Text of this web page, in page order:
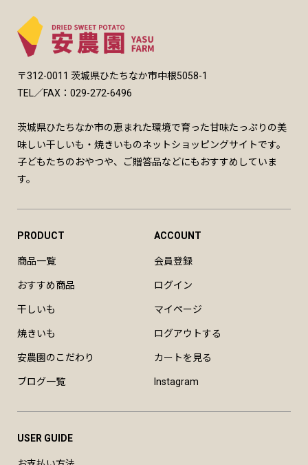
〒312-0011 茨城県ひたちなか市中根5058-1
TEL／FAX：029-272-6496
茨城県ひたちなか市の恵まれた環境で育った甘味たっぷりの美
味しい干しいも・焼きいものネットショッピングサイトです。
子どもたちのおやつや、ご贈答品などにもおすすめしていま
す。
PRODUCT
商品一覧
おすすめ商品
干しいも
焼きいも
安農園のこだわり
ブログ一覧
ACCOUNT
会員登録
ログイン
マイページ
ログアウトする
カートを見る
Instagram
USER GUIDE